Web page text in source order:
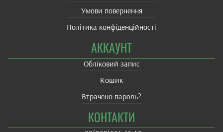
Умови повернення
Політика конфіденційності
АККАУНТ
Обліковий запис
Кошик
Втрачено пароль?
КОНТАКТИ